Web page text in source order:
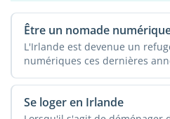
Être un nomade
L'Irlande est devenue un
numériques ces dernières
Se loger en Irlande